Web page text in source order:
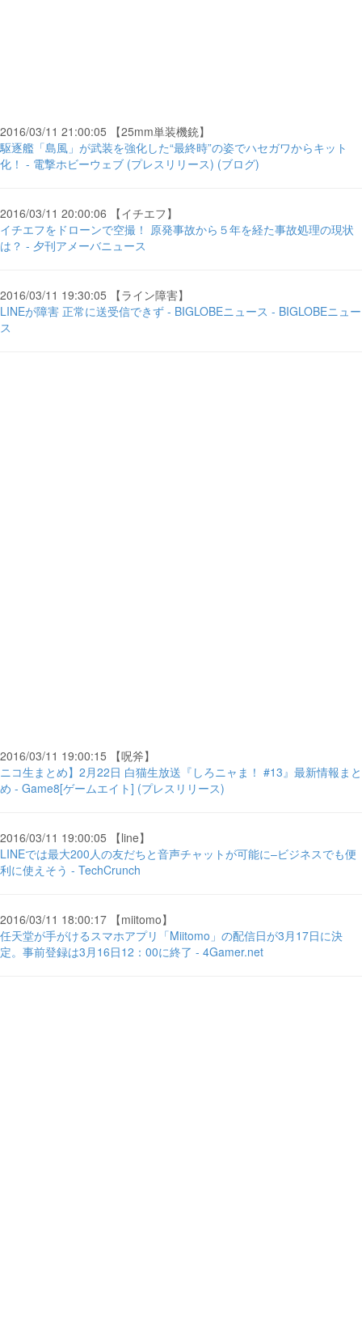
2016/03/11 21:00:05 【25mm単装機銃】
駆逐艦「島風」が武装を強化した“最終時”の姿でハセガワからキット
化！ - 電撃ホビーウェブ (プレスリリース) (ブログ)
2016/03/11 20:00:06 【イチエフ】
イチエフをドローンで空撮！ 原発事故から５年を経た事故処理の現状
は？ - 夕刊アメーバニュース
2016/03/11 19:30:05 【ライン障害】
LINEが障害 正常に送受信できず - BIGLOBEニュース - BIGLOBEニュー
ス
2016/03/11 19:00:15 【呪斧】
ニコ生まとめ】2月22日 白猫生放送『しろニャま！ #13』最新情報まと
め - Game8[ゲームエイト] (プレスリリース)
2016/03/11 19:00:05 【line】
LINEでは最大200人の友だちと音声チャットが可能に–ビジネスでも便
利に使えそう - TechCrunch
2016/03/11 18:00:17 【miitomo】
任天堂が手がけるスマホアプリ「Miitomo」の配信日が3月17日に決
定。事前登録は3月16日12：00に終了 - 4Gamer.net